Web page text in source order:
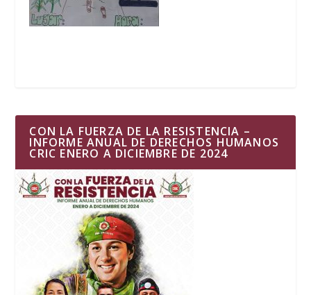
CON LA FUERZA DE LA RESISTENCIA –
INFORME ANUAL DE DERECHOS HUMANOS
CRIC ENERO A DICIEMBRE DE 2024